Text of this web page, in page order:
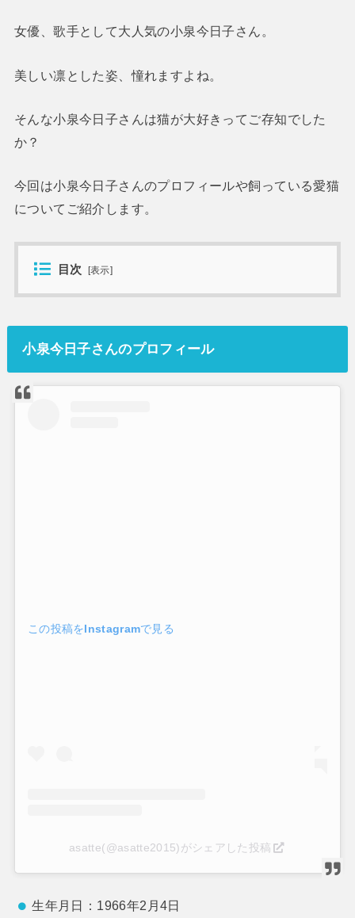
女優、歌手として大人気の小泉今日子さん。
美しい凛とした姿、憧れますよね。
そんな小泉今日子さんは猫が大好きってご存知でした
か？
今回は小泉今日子さんのプロフィールや飼っている愛猫
についてご紹介します。
目次 [表示]
小泉今日子さんのプロフィール
この投稿をInstagramで見る
asatte(@asatte2015)がシェアした投稿
生年月日：1966年2月4日